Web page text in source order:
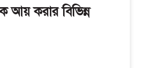
আয় করার বিভিন্ন